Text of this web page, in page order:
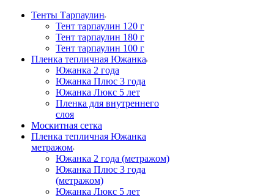
Тенты Тарпаулин
Тент тарпаулин 120 г
Тент тарпаулин 180 г
Тент тарпаулин 100 г
Пленка тепличная Южанка
Южанка 2 года
Южанка Плюс 3 года
Южанка Люкс 5 лет
Пленка для внутреннего
слоя
Москитная сетка
Пленка тепличная Южанка
метражом
Южанка 2 года (метражом)
Южанка Плюс 3 года
(метражом)
Южанка Люкс 5 лет